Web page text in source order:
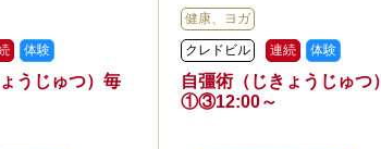
体験
うじゅつ）毎
健康、ヨガ
クレドビル 連続 体験
自彊術（じきょうじゅつ）
①③12:00～